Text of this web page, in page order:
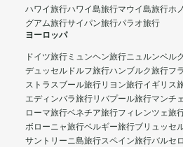
ハワイ旅行ハワイ島旅行マウイ島旅行ホ
グアム旅行サイパン旅行パラオ旅行
ヨーロッパ
ドイツ旅行 ミュンヘン旅行ニュルンベル
デュッセルドルフ旅行ハンブルク旅行フ
ストラスブール旅行リヨン旅行イギリス
エディンバラ旅行リバプール旅行マンチ
ローマ旅行ベネチア旅行フィレンツェ旅
ボローニャ旅行ベルギー旅行ブリュッセ
サントリーニ島旅行スペイン旅行バルセ